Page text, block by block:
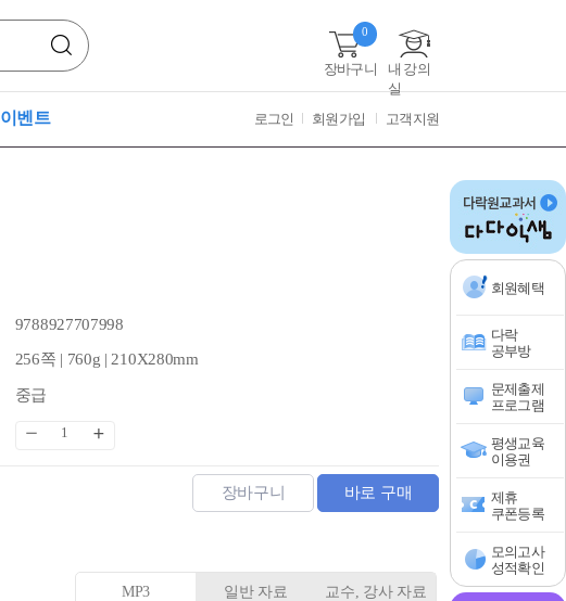
장바구니
0
내 강의
실
이벤트 로그인 회원가입 고객지원
회원혜택
다락
공부방
문제출제
프로그램
평생교육
이용권
제휴
쿠폰등록
모의고사
성적확인
9788927707998
256쪽 | 760g | 210X280mm
중급
장바구니 바로 구매
MP3 일반 자료 교수, 강사 자료